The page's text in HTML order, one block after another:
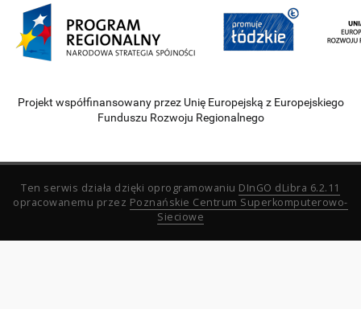
Projekt współfinansowany przez Unię Europejską z Europejskiego
Funduszu Rozwoju Regionalnego
Ten serwis działa dzięki oprogramowaniu DInGO dLibra 6.2.11
opracowanemu przez Poznańskie Centrum Superkomputerowo-
Sieciowe